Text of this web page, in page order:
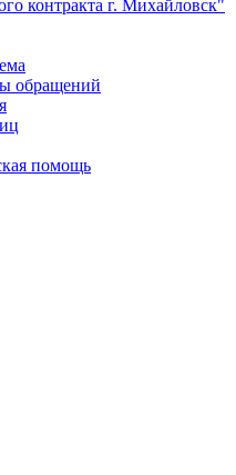
контракта г. Михайловск"
обращений
помощь